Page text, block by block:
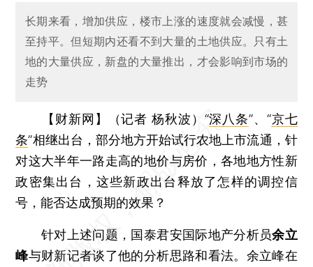
长期来看，增加供应，楼市上涨的速度就会减慢，甚
至持平。但短期内还看不到大量的土地供应。只有土
地的大量供应，新盘的大量推出，才会影响到市场的
走势
【财新网】（记者 杨秋波） “深八条”、“京七
条”相继出台，部分地方开始试行农地上市流通，针
对这大半年一路走高的地价与房价，各地地方性新
政密集出台，这些新政出台释放了怎样的调控信
号，能否达成预期的效果？
针对上述问题，国泰君安国际地产分析员余立
峰与财新记者谈了他的分析思路和看法。余立峰在